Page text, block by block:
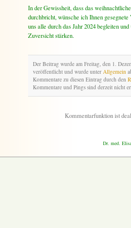
In der Gewissheit, dass das
durchbricht, wünsche ich Ihnen
uns alle durch das Jahr 2024 begleiten
Zuversicht stärken.
Der Beitrag wurde am Freitag, den 1.
veröffentlicht und wurde unter Allgemein
Kommentare zu diesen Eintrag durch den
Kommentare und Pings sind derzeit nicht
Kommentarfunktion ist
Dr. med.